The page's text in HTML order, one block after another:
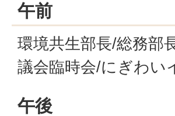
午前
環境共生部長/総務部
議会臨時会/にぎわい
午後